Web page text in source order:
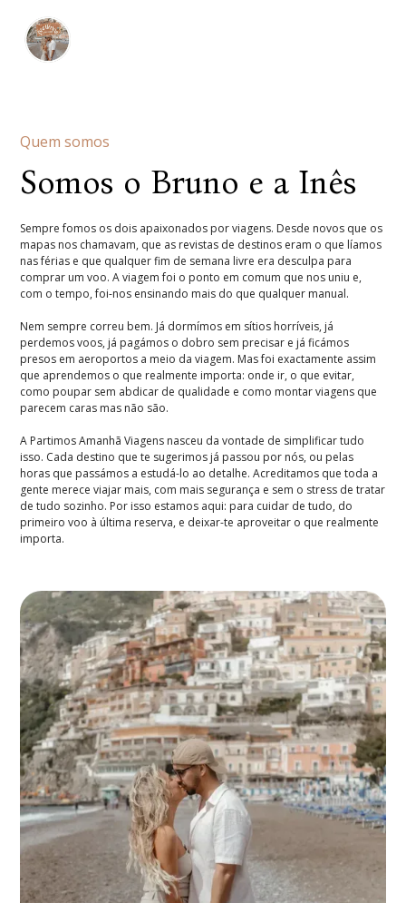
Quem somos
Somos o Bruno e a Inês
Sempre fomos os dois apaixonados por viagens. Desde novos que os
mapas nos chamavam, que as revistas de destinos eram o que líamos
nas férias e que qualquer fim de semana livre era desculpa para
comprar um voo. A viagem foi o ponto em comum que nos uniu e,
com o tempo, foi-nos ensinando mais do que qualquer manual.
Nem sempre correu bem. Já dormímos em sítios horríveis, já
perdemos voos, já pagámos o dobro sem precisar e já ficámos
presos em aeroportos a meio da viagem. Mas foi exactamente assim
que aprendemos o que realmente importa: onde ir, o que evitar,
como poupar sem abdicar de qualidade e como montar viagens que
parecem caras mas não são.
A Partimos Amanhã Viagens nasceu da vontade de simplificar tudo
isso. Cada destino que te sugerimos já passou por nós, ou pelas
horas que passámos a estudá-lo ao detalhe. Acreditamos que toda a
gente merece viajar mais, com mais segurança e sem o stress de tratar
de tudo sozinho. Por isso estamos aqui: para cuidar de tudo, do
primeiro voo à última reserva, e deixar-te aproveitar o que realmente
importa.